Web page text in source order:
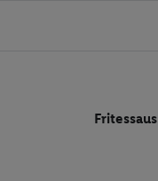
Fritessaus